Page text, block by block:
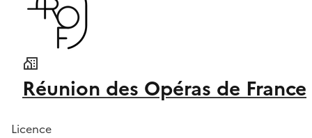
Réunion des Opéras de France
Licence